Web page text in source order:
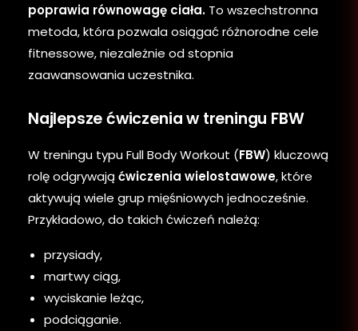
poprawia równowagę ciała. To wszechstronna
metoda, która pozwala osiągać różnorodne cele
fitnessowe, niezależnie od stopnia
zaawansowania uczestnika.
Najlepsze ćwiczenia w treningu FBW
W treningu typu Full Body Workout (FBW) kluczową
rolę odgrywają ćwiczenia wielostawowe, które
aktywują wiele grup mięśniowych jednocześnie.
Przykładowo, do takich ćwiczeń należą:
przysiady,
martwy ciąg,
wyciskanie leżąc,
podciąganie.